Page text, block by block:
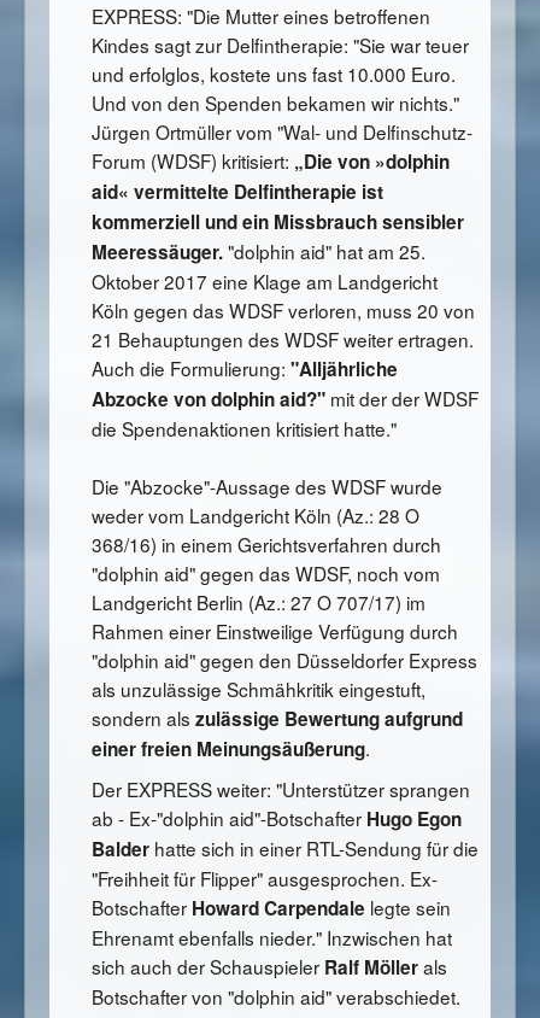
EXPRESS: "Die Mutter eines betroffenen
Kindes sagt zur Delfintherapie: "Sie war teuer
und erfolglos, kostete uns fast 10.000 Euro.
Und von den Spenden bekamen wir nichts."
Jürgen Ortmüller vom "Wal- und Delfinschutz-
Forum (WDSF) kritisiert: „Die von »dolphin
aid« vermittelte Delfintherapie ist
kommerziell und ein Missbrauch sensibler
Meeressäuger."dolphin aid" hat am 25.
Oktober 2017 eine Klage am Landgericht
Köln gegen das WDSF verloren, muss 20 von
21 Behauptungen des WDSF weiter ertragen.
Auch die Formulierung: "Alljährliche
Abzocke von dolphin aid?" mit der der WDSF
die Spendenaktionen kritisiert hatte."
Die "Abzocke"-Aussage des WDSF wurde
weder vom Landgericht Köln (Az.: 28 O
368/16) in einem Gerichtsverfahren durch
"dolphin aid" gegen das WDSF, noch vom
Landgericht Berlin (Az.: 27 O 707/17) im
Rahmen einer Einstweilige Verfügung durch
"dolphin aid" gegen den Düsseldorfer Express
als unzulässige Schmähkritik eingestuft,
sondern als zulässige Bewertung aufgrund
einer freien Meinungsäußerung.
Der EXPRESS weiter: "Unterstützer sprangen
ab - Ex-"dolphin aid"-Botschafter Hugo Egon
Balder hatte sich in einer RTL-Sendung für die
"Freihheit für Flipper" ausgesprochen. Ex-
Botschafter Howard Carpendale legte sein
Ehrenamt ebenfalls nieder." Inzwischen hat
sich auch der Schauspieler Ralf Möllerals
Botschafter von "dolphin aid" verabschiedet.